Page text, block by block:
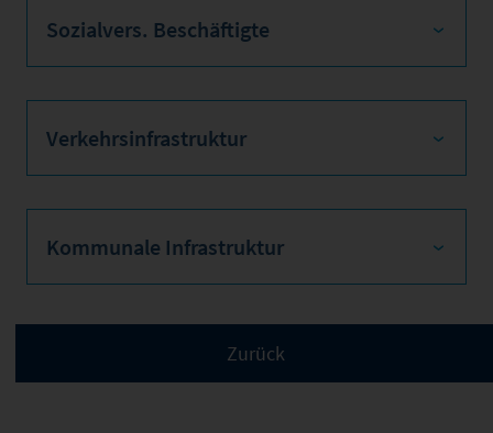
Sozialvers. Beschäftigte
Verkehrsinfrastruktur
Kommunale Infrastruktur